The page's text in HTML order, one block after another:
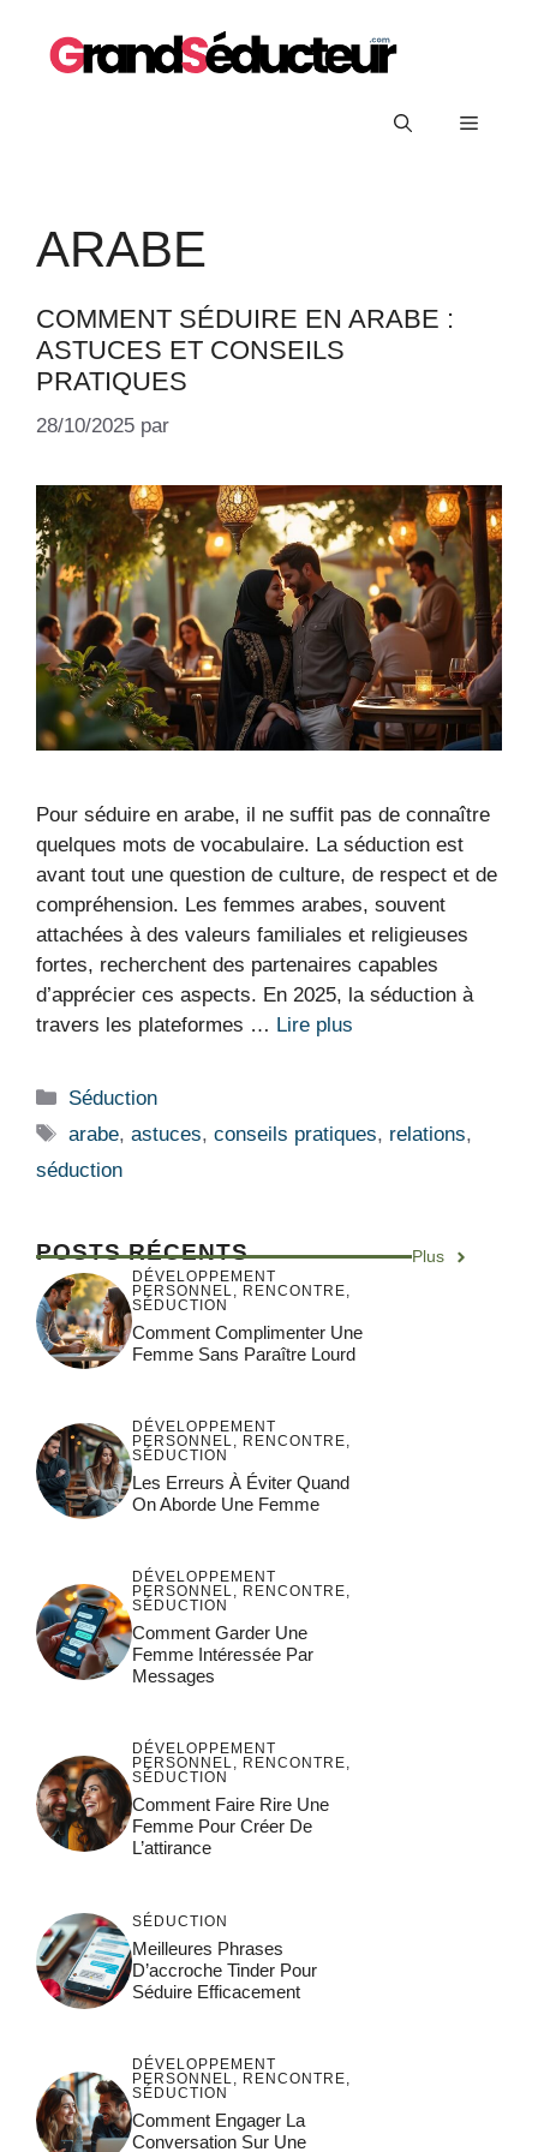
contenu
Menu
ARABE
COMMENT SÉDUIRE EN ARABE :
ASTUCES ET CONSEILS
PRATIQUES
28/10/2025 par
Pour séduire en arabe, il ne suffit pas de connaître
quelques mots de vocabulaire. La séduction est
avant tout une question de culture, de respect et de
compréhension. Les femmes arabes, souvent
attachées à des valeurs familiales et religieuses
fortes, recherchent des partenaires capables
d’apprécier ces aspects. En 2025, la séduction à
travers les plateformes … Lire plus
Catégories
Séduction
Étiquettes
arabe,astuces,conseils pratiques, relations,
séduction
POSTS RÉCENTS Plus
DÉVELOPPEMENT
PERSONNEL, RENCONTRE,
SÉDUCTION
Comment Complimenter Une
Femme Sans Paraître Lourd
DÉVELOPPEMENT
PERSONNEL, RENCONTRE,
SÉDUCTION
Les Erreurs À Éviter Quand
On Aborde Une Femme
DÉVELOPPEMENT
PERSONNEL, RENCONTRE,
SÉDUCTION
Comment Garder Une
Femme Intéressée Par
Messages
DÉVELOPPEMENT
PERSONNEL, RENCONTRE,
SÉDUCTION
Comment Faire Rire Une
Femme Pour Créer De
L’attirance
SÉDUCTION
Meilleures Phrases
D’accroche Tinder Pour
Séduire Efficacement
DÉVELOPPEMENT
PERSONNEL, RENCONTRE,
SÉDUCTION
Comment Engager La
Conversation Sur Une